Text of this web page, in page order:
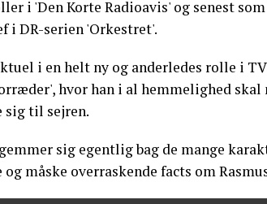
i 'Den Korte Radioavis' og senest
i DR-serien 'Orkestret'.
i en helt ny og anderledes rolle i
hvor han i al hemmelighed skal
sig til sejren.
sig egentlig bag de mange
og måske overraskende facts om